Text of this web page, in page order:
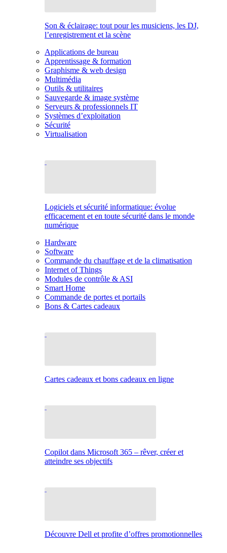
Son & éclairage: tout pour les musiciens, les DJ,
l’enregistrement et la scène
Applications de bureau
Apprentissage & formation
Graphisme & web design
Multimédia
Outils & utilitaires
Sauvegarde & image système
Serveurs & professionnels IT
Systèmes d’exploitation
Sécurité
Virtualisation
Logiciels et sécurité informatique: évolue
efficacement et en toute sécurité dans le monde
numérique
Hardware
Software
Commande du chauffage et de la climatisation
Internet of Things
Modules de contrôle & ASI
Smart Home
Commande de portes et portails
Bons & Cartes cadeaux
Cartes cadeaux et bons cadeaux en ligne
Copilot dans Microsoft 365 – rêver, créer et
atteindre ses objectifs
Découvre Dell et profite d’offres promotionnelles